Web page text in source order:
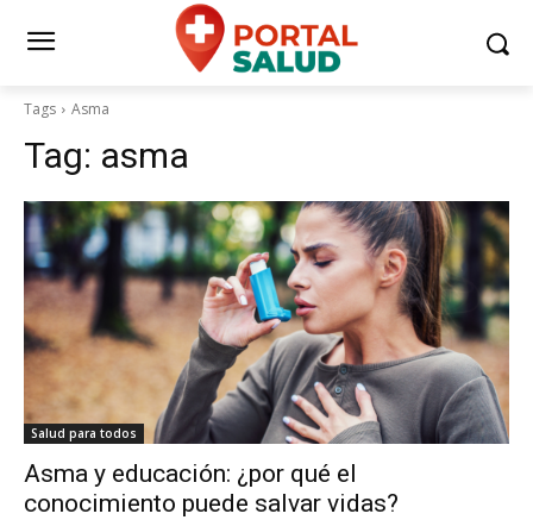
Tags Asma
Tag: asma
Salud para todos
Asma y educación: ¿por qué el
conocimiento puede salvar vidas?